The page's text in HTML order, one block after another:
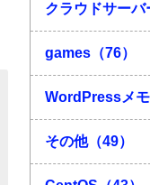
クラウドサーバ
games（76）
WordPressメモ
その他（49）